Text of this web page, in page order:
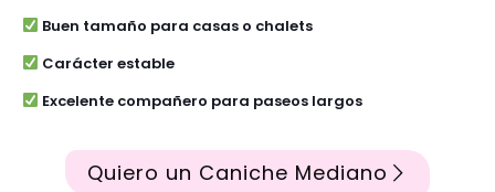
Buen tamaño para casas o chalets
Carácter estable
Excelente compañero para paseos largos
Quiero un Caniche Mediano